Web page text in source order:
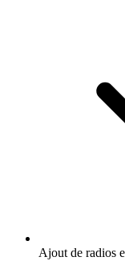
Ajout de radios